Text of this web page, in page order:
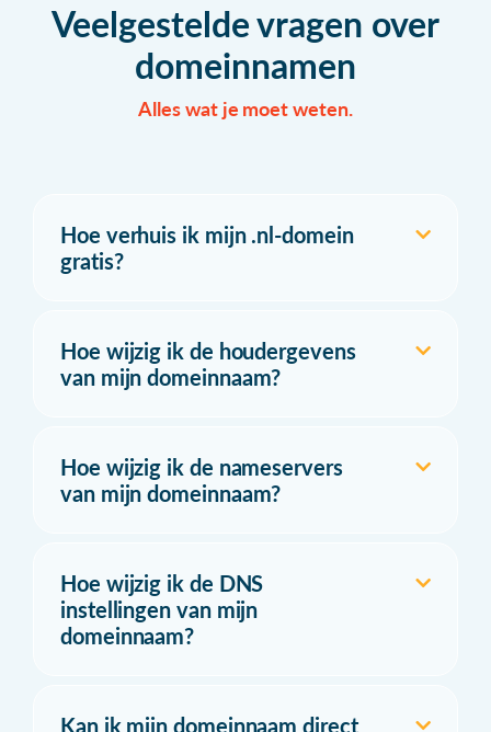
Veelgestelde vragen over
domeinnamen
Alles wat je moet weten.
Hoe verhuis ik mijn .nl-domein
gratis?
Hoe wijzig ik de houdergevens
van mijn domeinnaam?
Hoe wijzig ik de nameservers
van mijn domeinnaam?
Hoe wijzig ik de DNS
instellingen van mijn
domeinnaam?
Kan ik mijn domeinnaam direct